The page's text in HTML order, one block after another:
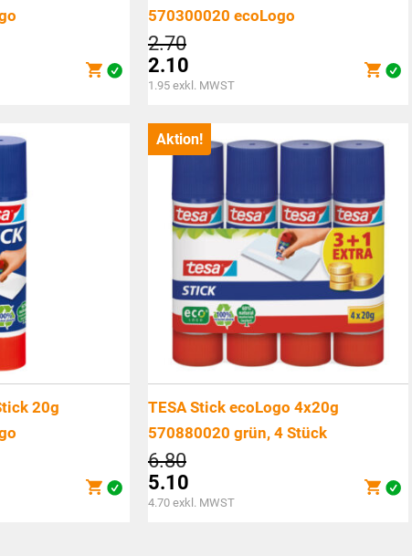
570300020 ecoLogo
2.70Ursprünglicher
Preis
war:
2.10
Aktueller
ist:
CHF2.10.
1.95 exkl. MWST
20g
Aktion!
TESA Stick ecoLogo 4x20g
570880020 grün, 4 Stück
6.80Ursprünglicher
Preis
war:
5.10
Aktueller
4.70 exkl. MWST